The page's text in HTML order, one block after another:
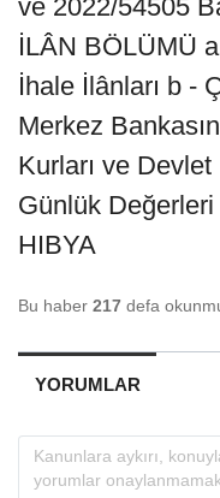
ve 2022/54505
İLÂN BÖLÜMÜ
İhale İlânları b -
Merkez
Kurları ve
Günlük Değerleri
HIBYA
Bu haber 217 defa
YORUMLAR